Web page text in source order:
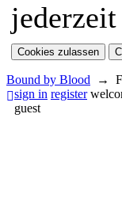
Bound by Blood →
sign in register
guest